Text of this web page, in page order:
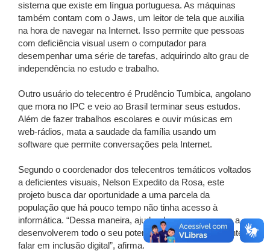
sistema que existe em língua portuguesa. As máquinas
também contam com o Jaws, um leitor de tela que auxilia
na hora de navegar na Internet. Isso permite que pessoas
com deficiência visual usem o computador para
desempenhar uma série de tarefas, adquirindo alto grau de
independência no estudo e trabalho.
Outro usuário do telecentro é Prudêncio Tumbica, angolano
que mora no IPC e veio ao Brasil terminar seus estudos.
Além de fazer trabalhos escolares e ouvir músicas em
web-rádios, mata a saudade da família usando um
software que permite conversações pela Internet.
Segundo o coordenador dos telecentros temáticos voltados
a deficientes visuais, Nelson Expedito da Rosa, este
projeto busca dar oportunidade a uma parcela da
população que há pouco tempo não tinha acesso à
informática. “Dessa maneira, ajudando essas pessoas a
desenvolverem todo o seu potencial, podemos realmente
falar em inclusão digital”, afirma.